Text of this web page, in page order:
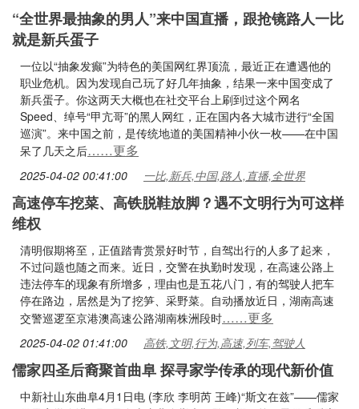
“全世界最抽象的男人”来中国直播，跟抢镜路人一比
就是新兵蛋子
一位以“抽象发癫”为特色的美国网红界顶流，最近正在遭遇他的
职业危机。因为发现自己玩了好几年抽象，结果一来中国变成了
新兵蛋子。你这两天大概也在社交平台上刷到过这个网名
Speed、绰号“甲亢哥”的黑人网红，正在国内各大城市进行“全国
巡演”。来中国之前，是传统地道的美国精神小伙一枚——在中国
呆了几天之后……更多
2025-04-02 00:41:00 一比,新兵,中国,路人,直播,全世界
高速停车挖菜、高铁脱鞋放脚？遇不文明行为可这样
维权
清明假期将至，正值踏青赏景好时节，自驾出行的人多了起来，
不过问题也随之而来。近日，交警在执勤时发现，在高速公路上
违法停车的现象有所增多，理由也是五花八门，有的驾驶人把车
停在路边，居然是为了挖笋、采野菜。自动播放近日，湖南高速
交警巡逻至京港澳高速公路湖南株洲段时……更多
2025-04-02 01:41:00 高铁,文明,行为,高速,列车,驾驶人
儒家四圣后裔聚首曲阜 探寻家学传承的现代新价值
中新社山东曲阜4月1日电 (李欣 李明芮 王峰)“斯文在兹”——儒家